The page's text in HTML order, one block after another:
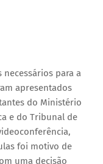
necessários para a
apresentados
do Ministério
e do Tribunal de
foi motivo de
uma decisão